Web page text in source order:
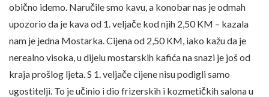
obično idemo. Naručile smo kavu, a konobar nas je odmah
upozorio da je kava od 1. veljače kod njih 2,50 KM – kazala
nam je jedna Mostarka. Cijena od 2,50 KM, iako kažu da je
nerealno visoka, u dijelu mostarskih kafića na snazi je još od
kraja prošlog ljeta. S 1. veljače cijene nisu podigli samo
ugostitelji. To je učinio i dio frizerskih i kozmetičkih salona u